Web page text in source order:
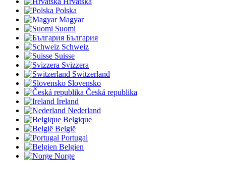
Polska
Magyar
Suomi
България
Schweiz
Suisse
Svizzera
Switzerland
Slovensko
Česká republika
Ireland
Nederland
Belgique
België
Portugal
Belgien
Norge